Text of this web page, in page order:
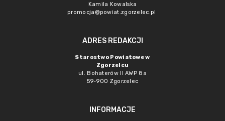
Kamila Kowalska
promocja@powiat.zgorzelec.pl
ADRES REDAKCJI
Starostwo Powiatowe w
Zgorzelcu
ul. Bohaterów II AWP 8a
59-900 Zgorzelec
INFORMACJE